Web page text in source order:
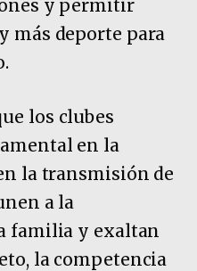
y permitir
más deporte para
los clubes
en la
la transmisión de
a la
familia y exaltan
la competencia